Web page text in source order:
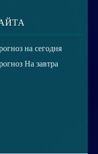
на сегодня
На завтра